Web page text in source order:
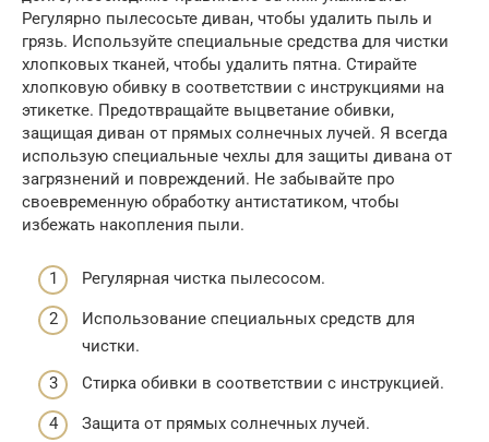
Регулярно пылесосьте диван, чтобы удалить пыль и
грязь. Используйте специальные средства для чистки
хлопковых тканей, чтобы удалить пятна. Стирайте
хлопковую обивку в соответствии с инструкциями на
этикетке. Предотвращайте выцветание обивки,
защищая диван от прямых солнечных лучей. Я всегда
использую специальные чехлы для защиты дивана от
загрязнений и повреждений. Не забывайте про
своевременную обработку антистатиком, чтобы
избежать накопления пыли.
Регулярная чистка пылесосом.
Использование специальных средств для
чистки.
Стирка обивки в соответствии с инструкцией.
Защита от прямых солнечных лучей.